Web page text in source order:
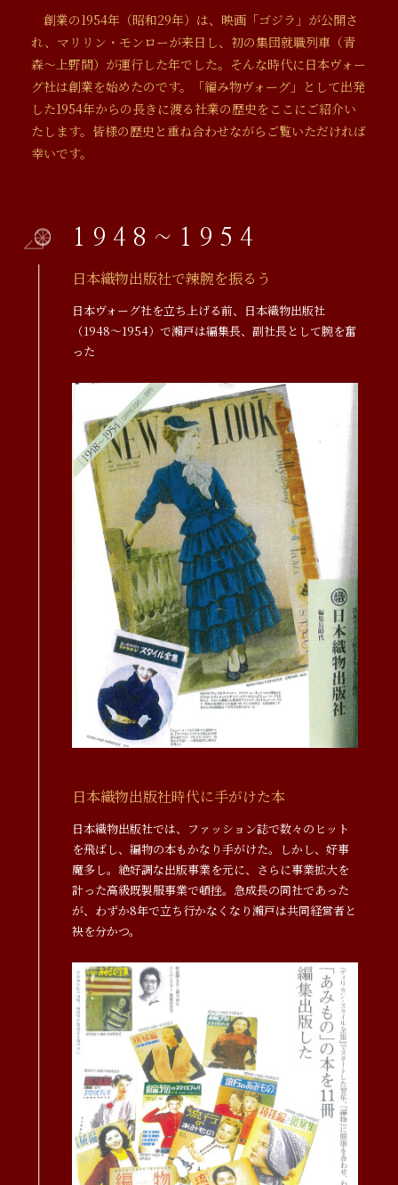
創業の1954年（昭和29年）は、映画「ゴジラ」が公開さ
れ、マリリン・モンローが来日し、初の集団就職列車（青
森～上野間）が運行した年でした。そんな時代に日本ヴォー
グ社は創業を始めたのです。「編み物ヴォーグ」として出発
した1954年からの長きに渡る社業の歴史をここにご紹介い
たします。皆様の歴史と重ね合わせながらご覧いただければ
幸いです。
1948~1954
日本織物出版社で辣腕を振るう
日本ヴォーグ社を立ち上げる前、日本織物出版社
（1948～1954）で瀨戸は編集長、副社長として腕を奮
った
日本織物出版社時代に手がけた本
日本織物出版社では、ファッション誌で数々のヒット
を飛ばし、編物の本もかなり手がけた。しかし、好事
魔多し。絶好調な出版事業を元に、さらに事業拡大を
計った高級既製服事業で頓挫。急成長の同社であった
が、わずか8年で立ち行かなくなり瀨戸は共同経営者と
袂を分かつ。